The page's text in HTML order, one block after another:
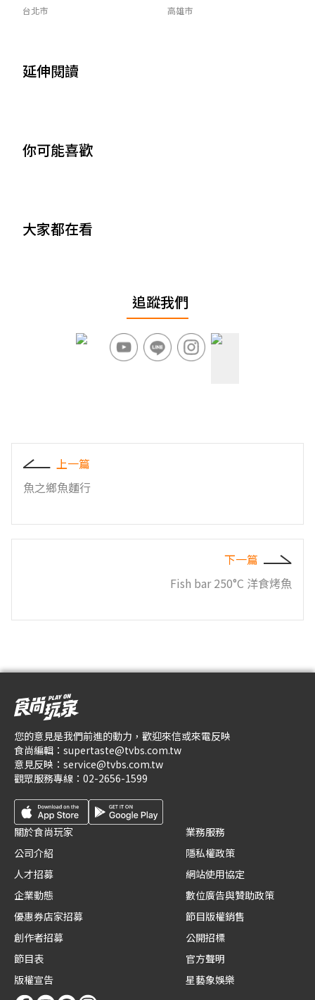
台北市 高雄市
延伸閱讀
你可能喜歡
大家都在看
追蹤我們
上一篇
魚之鄉魚麵行
下一篇
Fish bar 250°C 洋食烤魚
您的意見是我們前進的動力，歡迎來信或來電反映
食尚編輯： supertaste@tvbs.com.tw
意見反映： service@tvbs.com.tw
觀眾服務專線： 02-2656-1599
關於食尚玩家
公司介紹
人才招募
企業動態
優惠券店家招募
創作者招募
節目表
版權宣告
業務服務
隱私權政策
網站使用協定
數位廣告與贊助政策
節目版權銷售
公開招標
官方聲明
星藝象娛樂